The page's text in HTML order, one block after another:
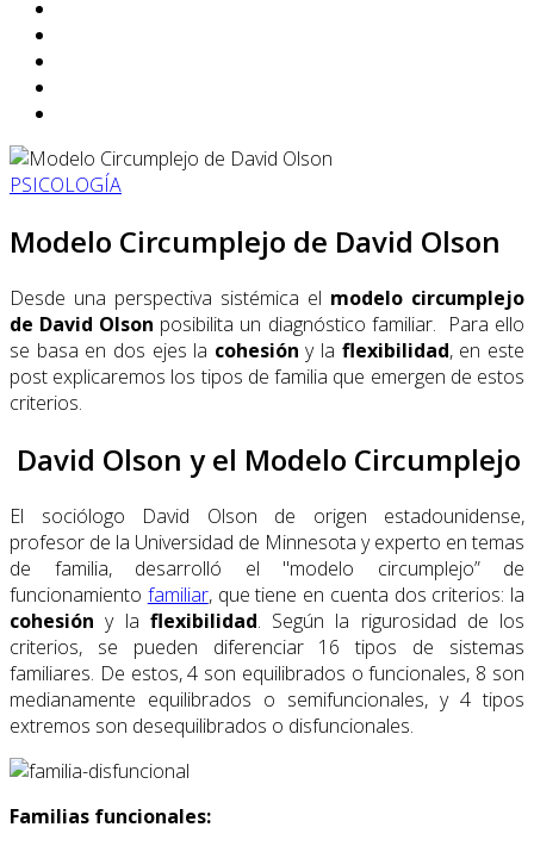
PSICOLOGÍA
Modelo Circumplejo de David Olson
Desde una perspectiva sistémica el modelo circumplejo
de David Olson posibilita un diagnóstico familiar. Para ello
se basa en dos ejes la cohesión y la flexibilidad, en este
post explicaremos los tipos de familia que emergen de estos
criterios.
David Olson y el Modelo Circumplejo
El sociólogo David Olson de origen estadounidense,
profesor de la Universidad de Minnesota y experto en temas
de familia, desarrolló el "modelo circumplejo” de
funcionamiento familiar, que tiene en cuenta dos criterios: la
cohesión y la flexibilidad. Según la rigurosidad de los
criterios, se pueden diferenciar 16 tipos de sistemas
familiares. De estos, 4 son equilibrados o funcionales, 8 son
medianamente equilibrados o semifuncionales, y 4 tipos
extremos son desequilibrados o disfuncionales.
Familias funcionales: